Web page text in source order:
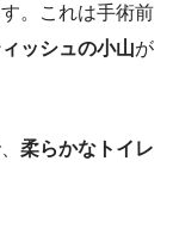
。これは手術前
ッシュの小山が
柔らかなトイレ